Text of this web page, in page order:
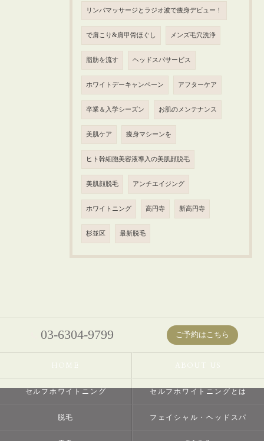
リンパマッサージとラジオ波で痩身デビュー！
で肩こり&肩甲骨ほぐし メンズ毛穴洗浄
脂肪を流す ヘッドスパサービス
ホワイトデーキャンペーン アフターケア
卒業＆入学シーズン お肌のメンテナンス
美肌ケア 痩身マシーンを
ヒト幹細胞美容液導入の美肌顔脱毛
美肌顔脱毛 アンチエイジング
ホワイトニング 高円寺 新高円寺
杉並区 最新脱毛
03-6304-9799 ご予約はこちら
HOME ABOUT US
セルフホワイトニング セルフホワイトニングとは
脱毛 フェイシャル・ヘッドスパ